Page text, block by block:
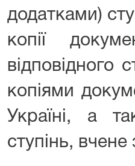
додатками)
копії
відповідного
копіями
Україні, а
ступінь, вчене